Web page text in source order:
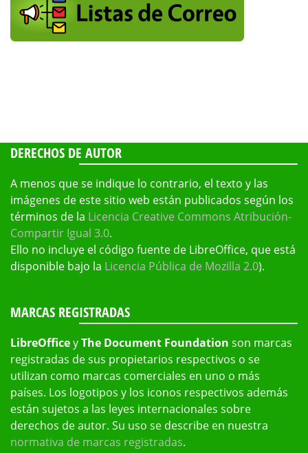
DERECHOS DE AUTOR
A menos que se indique lo contrario, el texto y las
imágenes de este sitio web están publicados según los
términos de la Licencia Creative Commons Atribución-
Compartir Igual 3.0.
Ello no incluye el código fuente de LibreOffice, que está
disponible bajo la Licencia Pública de Mozilla 2.0).
MARCAS REGISTRADAS
LibreOfficeyThe Document Foundation son marcas
registradas de sus propietarios respectivos o se
utilizan como marcas comerciales en uno o más
países. Los logotipos y los iconos respectivos además
están sujetos a las leyes internacionales sobre
derechos de autor. Su uso se describe en nuestra
normativa de marcas registradas.